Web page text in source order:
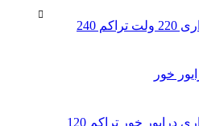
240
خور
درایور خور تراکم 120